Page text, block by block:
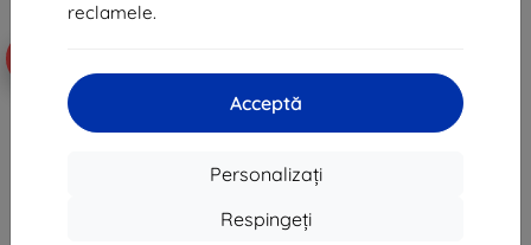
reclamele.
Acceptă
Personalizați
Respingeți